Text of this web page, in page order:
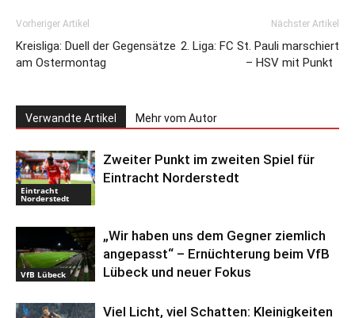
Vorheriger Artikel
Kreisliga: Duell der Gegensätze
am Ostermontag
Nächster Artikel
2. Liga: FC St. Pauli marschiert
– HSV mit Punkt
Verwandte Artikel Mehr vom Autor
Eintracht
Norderstedt
Zweiter Punkt im zweiten Spiel für
Eintracht Norderstedt
VfB Lübeck
„Wir haben uns dem Gegner ziemlich
angepasst“ – Ernüchterung beim VfB
Lübeck und neuer Fokus
Viel Licht, viel Schatten: Kleinigkeiten